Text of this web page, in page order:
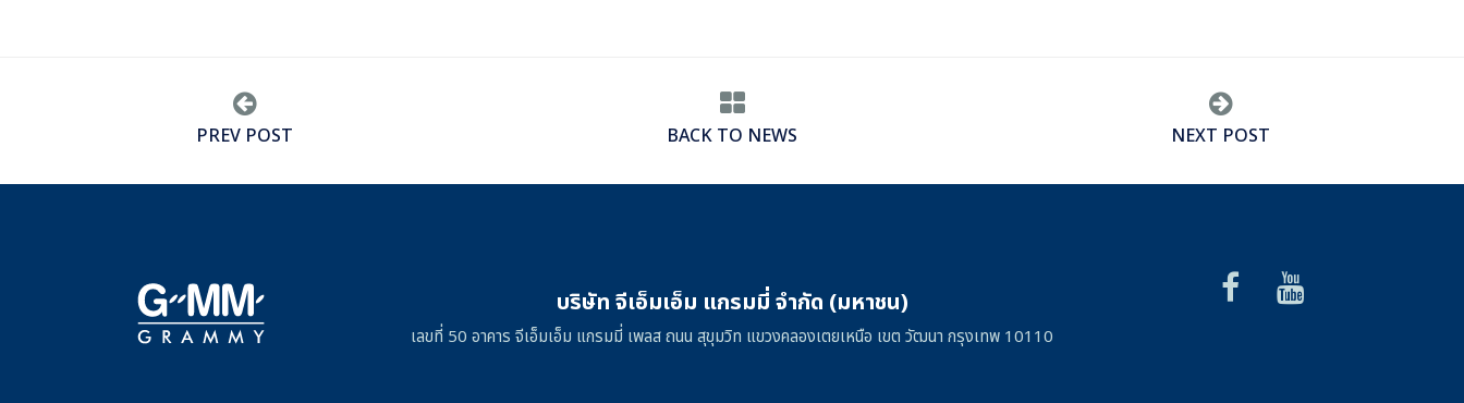
PREV POST BACK TO NEWS NEXT POST
บริษัท จีเอ็มเอ็ม แกรมมี่ จำกัด (มหาชน)
เลขที่ 50 อาคาร จีเอ็มเอ็ม แกรมมี่ เพลส ถนน สุขุมวิท แขวงคลองเตยเหนือ เขต วัฒนา กรุงเทพ 10110